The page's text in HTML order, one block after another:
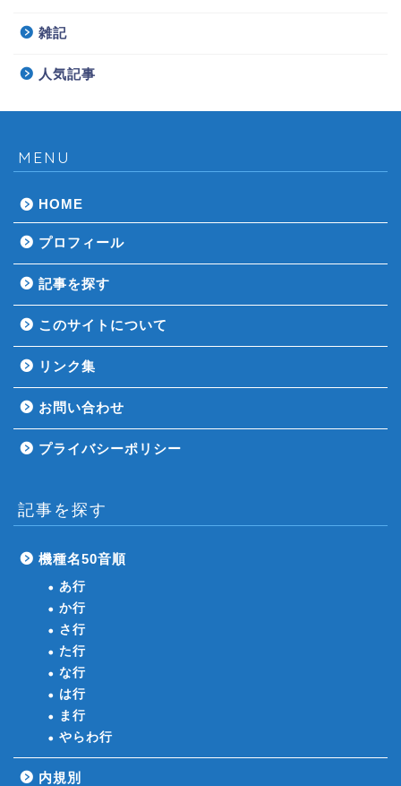
雑記
人気記事
MENU
HOME
プロフィール
記事を探す
このサイトについて
リンク集
お問い合わせ
プライバシーポリシー
記事を探す
機種名50音順
あ行
か行
さ行
た行
な行
は行
ま行
やらわ行
内規別